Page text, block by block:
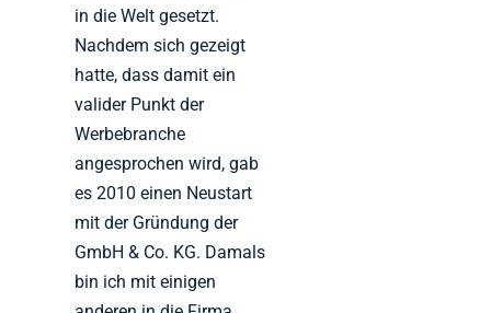
in die Welt gesetzt.
Nachdem sich gezeigt
hatte, dass damit ein
valider Punkt der
Werbebranche
angesprochen wird, gab
es 2010 einen Neustart
mit der Gründung der
GmbH & Co. KG. Damals
bin ich mit einigen